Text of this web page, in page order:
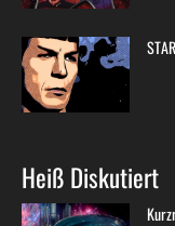
Heiß Diskutiert